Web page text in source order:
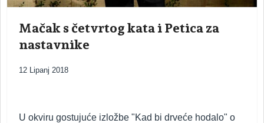
Mačak s četvrtog kata i Petica za
nastavnike
12 Lipanj 2018
U okviru gostujuće izložbe "Kad bi drveće hodalo" o